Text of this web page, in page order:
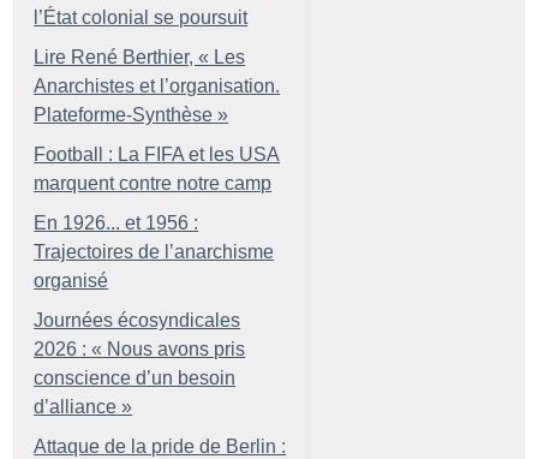
l’État colonial se poursuit
Lire René Berthier, « Les
Anarchistes et l’organisation.
Plateforme-Synthèse »
Football : La FIFA et les USA
marquent contre notre camp
En 1926... et 1956 :
Trajectoires de l’anarchisme
organisé
Journées écosyndicales
2026 : « Nous avons pris
conscience d’un besoin
d’alliance »
Attaque de la pride de Berlin :